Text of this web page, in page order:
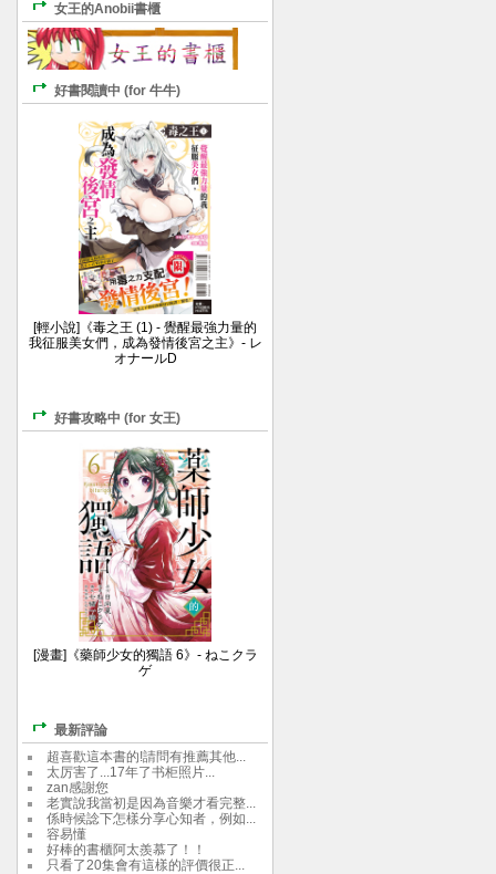
女王的Anobii書櫃
好書閱讀中 (for 牛牛)
[輕小說]《毒之王 (1) - 覺醒最強力量的
我征服美女們，成為發情後宮之主》- レ
オナールD
好書攻略中 (for 女王)
[漫畫]《藥師少女的獨語 6》- ねこクラ
ゲ
最新評論
超喜歡這本書的!請問有推薦其他...
太厉害了...17年了书柜照片...
zan感謝您
老實說我當初是因為音樂才看完整...
係時候諗下怎樣分享心知者，例如...
容易懂
好棒的書櫃阿太羨慕了！！
只看了20集會有這樣的評價很正...